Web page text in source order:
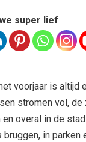
super lief
voorjaar is altijd
stromen vol, de
overal in de
bruggen, in parken